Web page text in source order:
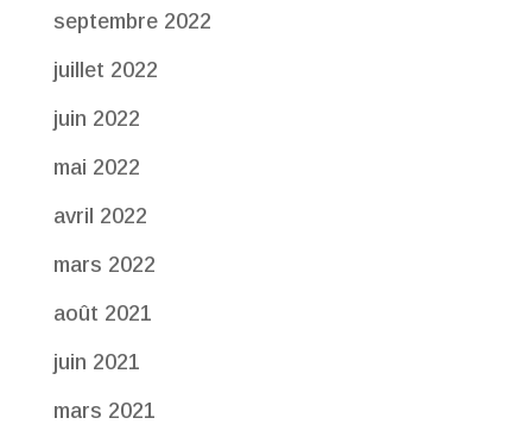
septembre 2022
juillet 2022
juin 2022
mai 2022
avril 2022
mars 2022
août 2021
juin 2021
mars 2021